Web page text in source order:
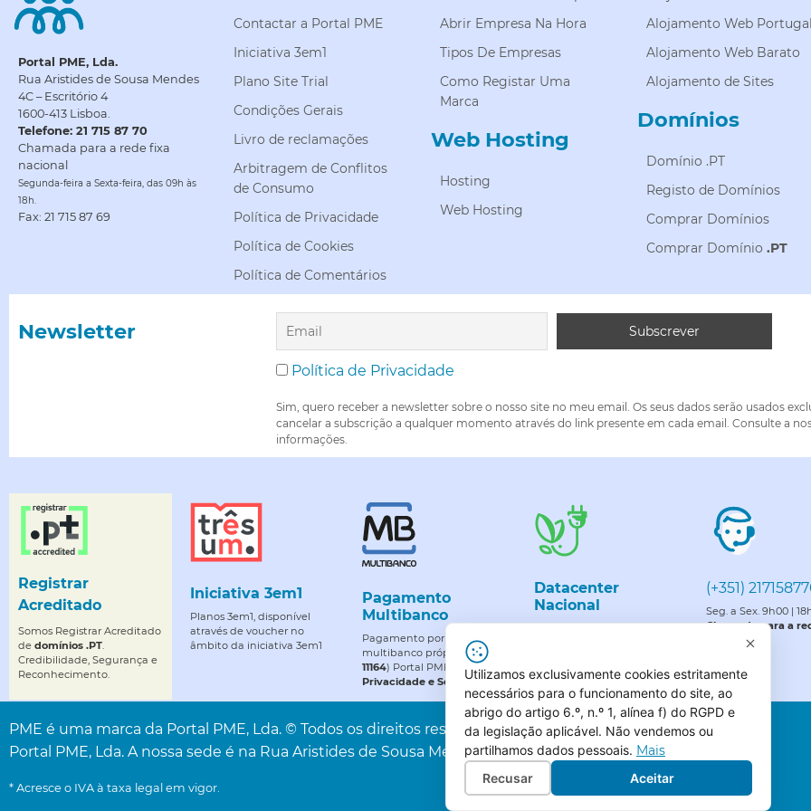
Portal PME, Lda.
Rua Aristides de Sousa Mendes
4C – Escritório 4
1600-413 Lisboa.
Telefone: 21 715 87 70
Chamada para a rede fixa
nacional
Segunda-feira a Sexta-feira, das 09h às
18h.
Fax: 21 715 87 69
Contactar a Portal PME
Iniciativa 3em1
Plano Site Trial
Condições Gerais
Livro de reclamações
Arbitragem de Conflitos
de Consumo
Política de Privacidade
Política de Cookies
Política de Comentários
Abrir Empresa Na Hora
Tipos De Empresas
Como Registar Uma
Marca
Web Hosting
Hosting
Web Hosting
Alojamento Web
Alojamento Web Barato
Alojamento de Sites
Domínios
Domínio .PT
Registo de Domínios
Comprar Domínios
Comprar Domínio .PT
Newsletter
Política de Privacidade
Sim, quero receber a newsletter sobre o nosso site no meu email. Os seus dados serão usados
cancelar a subscrição a qualquer momento através do link presente em cada email. Consulte a
informações.
Registrar
Acreditado
Somos Registrar Acreditado
de domínios .PT.
Credibilidade, Segurança e
Reconhecimento.
Iniciativa 3em1
Planos 3em1, disponível
através de voucher no
âmbito da iniciativa 3em1
Pagamento
Multibanco
Pagamento por referência
multibanco própria (ENT
11164) Portal PME, Lda.
Privacidade e Segurança.
Datacenter
Nacional
(+351)
Seg. a Sex. 9h00 |
Chamada para a
nacional
PME é uma marca da Portal PME, Lda. © Todos os direitos reservados. All rights reserved
Portal PME, Lda. A nossa sede é na Rua Aristides de Sousa Mendes, 4C, Escritório 4 1600-413 Lisboa.
* Acresce o IVA à taxa legal em vigor.
Utilizamos exclusivamente cookies estritamente
necessários para o funcionamento do site, ao
abrigo do artigo 6.º, n.º 1, alínea f) do RGPD e
da legislação aplicável. Não vendemos ou
partilhamos dados pessoais. Mais
Recusar Aceitar